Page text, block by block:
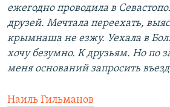
ежегодно проводила в
друзей. Мечтала переехать,
крымнаша не езжу. Уехала в
хочу безумно. К друзьям. Но по
меня оснований запросить
Наиль Гильманов